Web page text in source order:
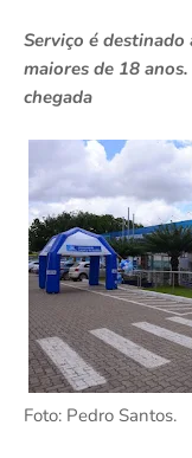
Serviço é destinado
maiores de 18
chegada
Foto: Pedro Santos.